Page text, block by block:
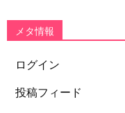
メタ情報
ログイン
投稿フィード